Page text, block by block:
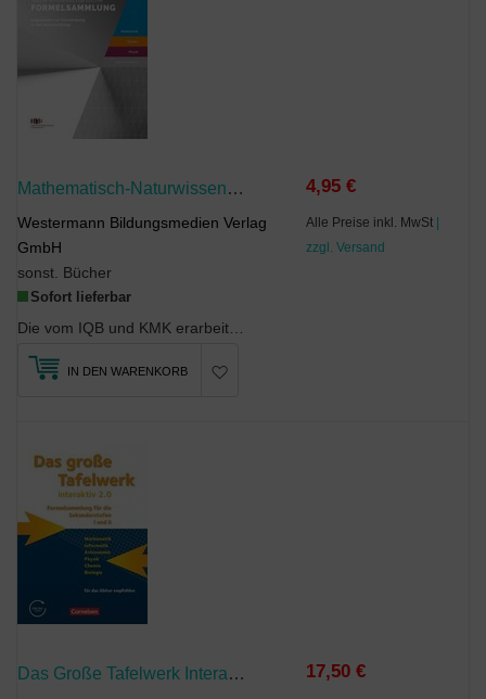
Mathematisch-Naturwissenschaftliche Formelsammlung
Westermann Bildungsmedien Verlag
GmbH
sonst. Bücher
Sofort lieferbar
4,95 €
Alle Preise inkl. MwSt |
zzgl. Versand
IN DEN WARENKORB
Das Große Tafelwerk Interaktiv 2.0 - Formelsammlung Für Die Sekundarstufen I Und II - Allgemeine Ausgabe (außer Niedersachsen Und Bayern) 17,50 €